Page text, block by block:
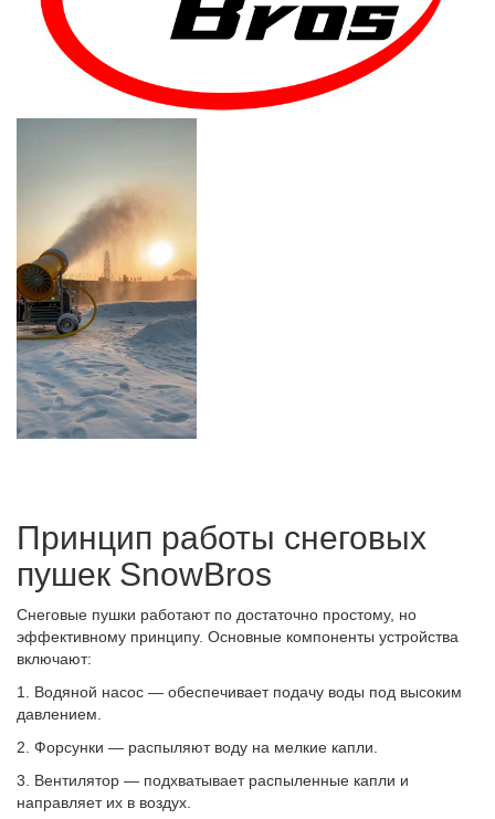
Принцип работы снеговых
пушек SnowBros
Снеговые пушки работают по достаточно простому, но
эффективному принципу. Основные компоненты устройства
включают:
1. Водяной насос — обеспечивает подачу воды под высоким
давлением.
2. Форсунки — распыляют воду на мелкие капли.
3. Вентилятор — подхватывает распыленные капли и
направляет их в воздух.